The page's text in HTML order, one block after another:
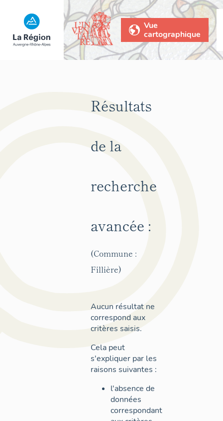
Vue
cartographique
Résultats
de la
recherche
avancée :
(Commune :
Fillière)
Aucun résultat ne
correspond aux
critères saisis.
Cela peut
s'expliquer par les
raisons suivantes :
l'absence de
données
correspondant